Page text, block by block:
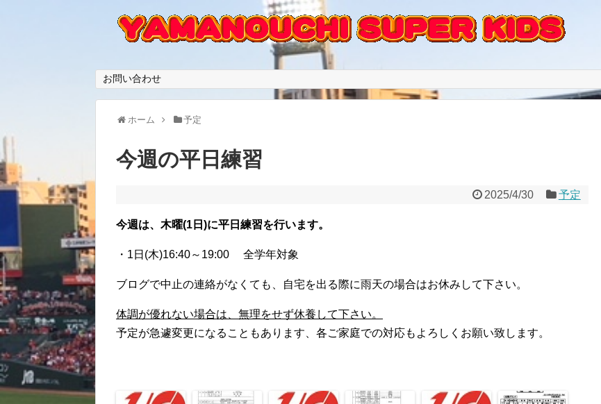
お問い合わせ
ホーム 予定
今週の平日練習
2025/4/30 予定
今週は、木曜(1日)に平日練習を行います。
・1日(木)16:40～19:00 全学年対象
ブログで中止の連絡がなくても、自宅を出る際に雨天の場合はお休みして下さい。
体調が優れない場合は、無理をせず休養して下さい。
予定が急遽変更になることもあります、各ご家庭での対応もよろしくお願い致します。